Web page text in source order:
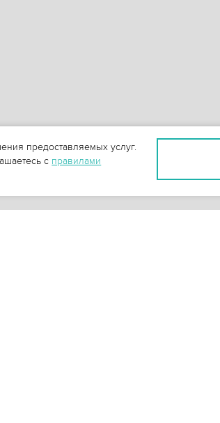
предоставляемых услуг.
с правилами